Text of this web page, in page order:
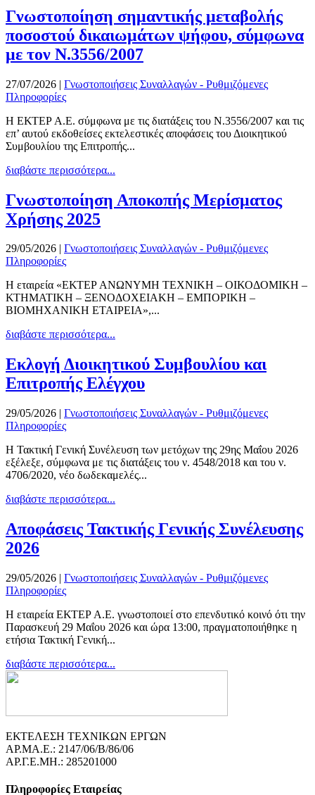
Γνωστοποίηση σημαντικής μεταβολής
ποσοστού δικαιωμάτων ψήφου, σύμφωνα
με τον Ν.3556/2007
27/07/2026 | Γνωστοποιήσεις Συναλλαγών - Ρυθμιζόμενες
Πληροφορίες
Η ΕΚΤΕΡ Α.Ε. σύμφωνα με τις διατάξεις του Ν.3556/2007 και τις
επ’ αυτού εκδοθείσες εκτελεστικές αποφάσεις του Διοικητικού
Συμβουλίου της Επιτροπής...
διαβάστε περισσότερα...
Γνωστοποίηση Αποκοπής Μερίσματος
Χρήσης 2025
29/05/2026 | Γνωστοποιήσεις Συναλλαγών - Ρυθμιζόμενες
Πληροφορίες
Η εταιρεία «EΚΤΕΡ ΑΝΩΝΥΜΗ ΤΕΧΝΙΚΗ – ΟΙΚΟΔΟΜΙΚΗ –
ΚΤΗΜΑΤΙΚΗ – ΞΕΝΟΔΟΧΕΙΑΚΗ – ΕΜΠΟΡΙΚΗ –
ΒΙΟΜΗΧΑΝΙΚΗ ΕΤΑΙΡΕΙΑ»,...
διαβάστε περισσότερα...
Εκλογή Διοικητικού Συμβουλίου και
Επιτροπής Ελέγχου
29/05/2026 | Γνωστοποιήσεις Συναλλαγών - Ρυθμιζόμενες
Πληροφορίες
Η Τακτική Γενική Συνέλευση των μετόχων της 29ης Μαΐου 2026
εξέλεξε, σύμφωνα με τις διατάξεις του ν. 4548/2018 και του ν.
4706/2020, νέο δωδεκαμελές...
διαβάστε περισσότερα...
Αποφάσεις Τακτικής Γενικής Συνέλευσης
2026
29/05/2026 | Γνωστοποιήσεις Συναλλαγών - Ρυθμιζόμενες
Πληροφορίες
Η εταιρεία ΕΚΤΕΡ Α.Ε. γνωστοποιεί στο επενδυτικό κοινό ότι την
Παρασκευή 29 Μαΐου 2026 και ώρα 13:00, πραγματοποιήθηκε η
ετήσια Τακτική Γενική...
διαβάστε περισσότερα...
ΕΚΤΕΛΕΣΗ ΤΕΧΝΙΚΩΝ ΕΡΓΩΝ
ΑΡ.ΜΑ.Ε.: 2147/06/B/86/06
ΑΡ.Γ.Ε.ΜΗ.: 285201000
Πληροφορίες Εταιρείας